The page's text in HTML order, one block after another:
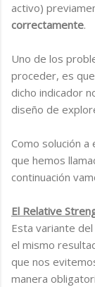
activo)
correctamente.
Uno de los
proceder, es
dicho indicador
diseño de
Como solución
que hemos
continuación
El Relative
Esta variante
el mismo
que nos
manera